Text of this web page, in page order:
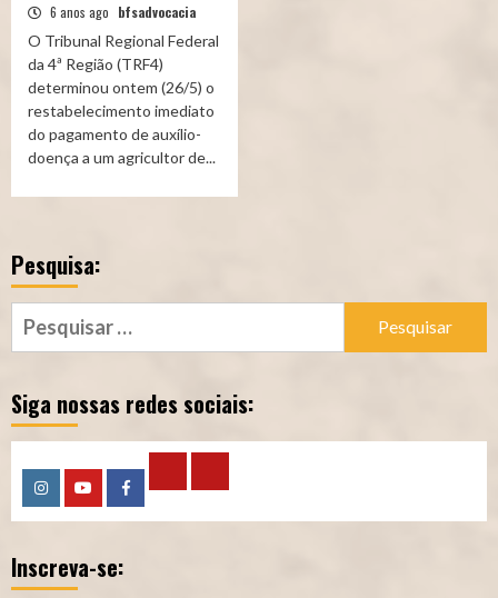
6 anos ago bfsadvocacia
O Tribunal Regional Federal
da 4ª Região (TRF4)
determinou ontem (26/5) o
restabelecimento imediato
do pagamento de auxílio-
doença a um agricultor de...
Pesquisa:
Pesquisar
por:
Siga nossas redes sociais:
InstagramYouTubeFacebook
Calculadora
–
Calculadora
–
Inscreva-se: